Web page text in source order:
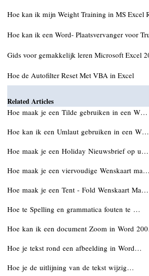
Hoe kan ik mijn Weight Training in MS Excel
Hoe kan ik een Word- Plaatsvervanger voor
Gids voor gemakkelijk leren Microsoft Excel
Hoe de Autofilter Reset Met VBA in Excel
Related Articles
Hoe maak je een Tilde gebruiken in een W…
Hoe kan ik een Umlaut gebruiken in een W…
Hoe maak je een Holiday Nieuwsbrief op u…
Hoe maak je een viervoudige Wenskaart ma…
Hoe maak je een Tent - Fold Wenskaart Ma…
Hoe te Spelling en grammatica fouten te …
Hoe kan ik een document Zoom in Word
Hoe je tekst rond een afbeelding in Word…
Hoe je de uitlijning van de tekst wijzig…